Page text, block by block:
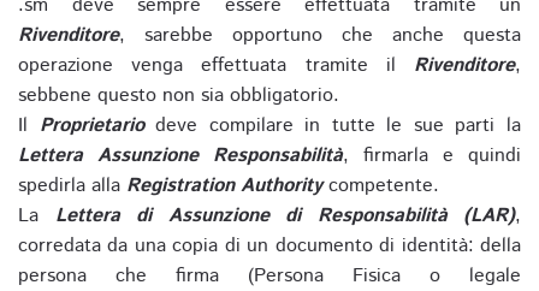
Rivenditore, sarebbe opportuno che anche questa
operazione venga effettuata tramite il Rivenditore,
sebbene questo non sia obbligatorio.
Il Proprietariodeve compilare in tutte le sue parti la
Lettera Assunzione Responsabilità, firmarla e quindi
spedirla alla Registration Authoritycompetente.
La Lettera di Assunzione di Responsabilità (LAR),
corredata da una copia di un documento di identità: della
persona che firma (Persona Fisica o legale